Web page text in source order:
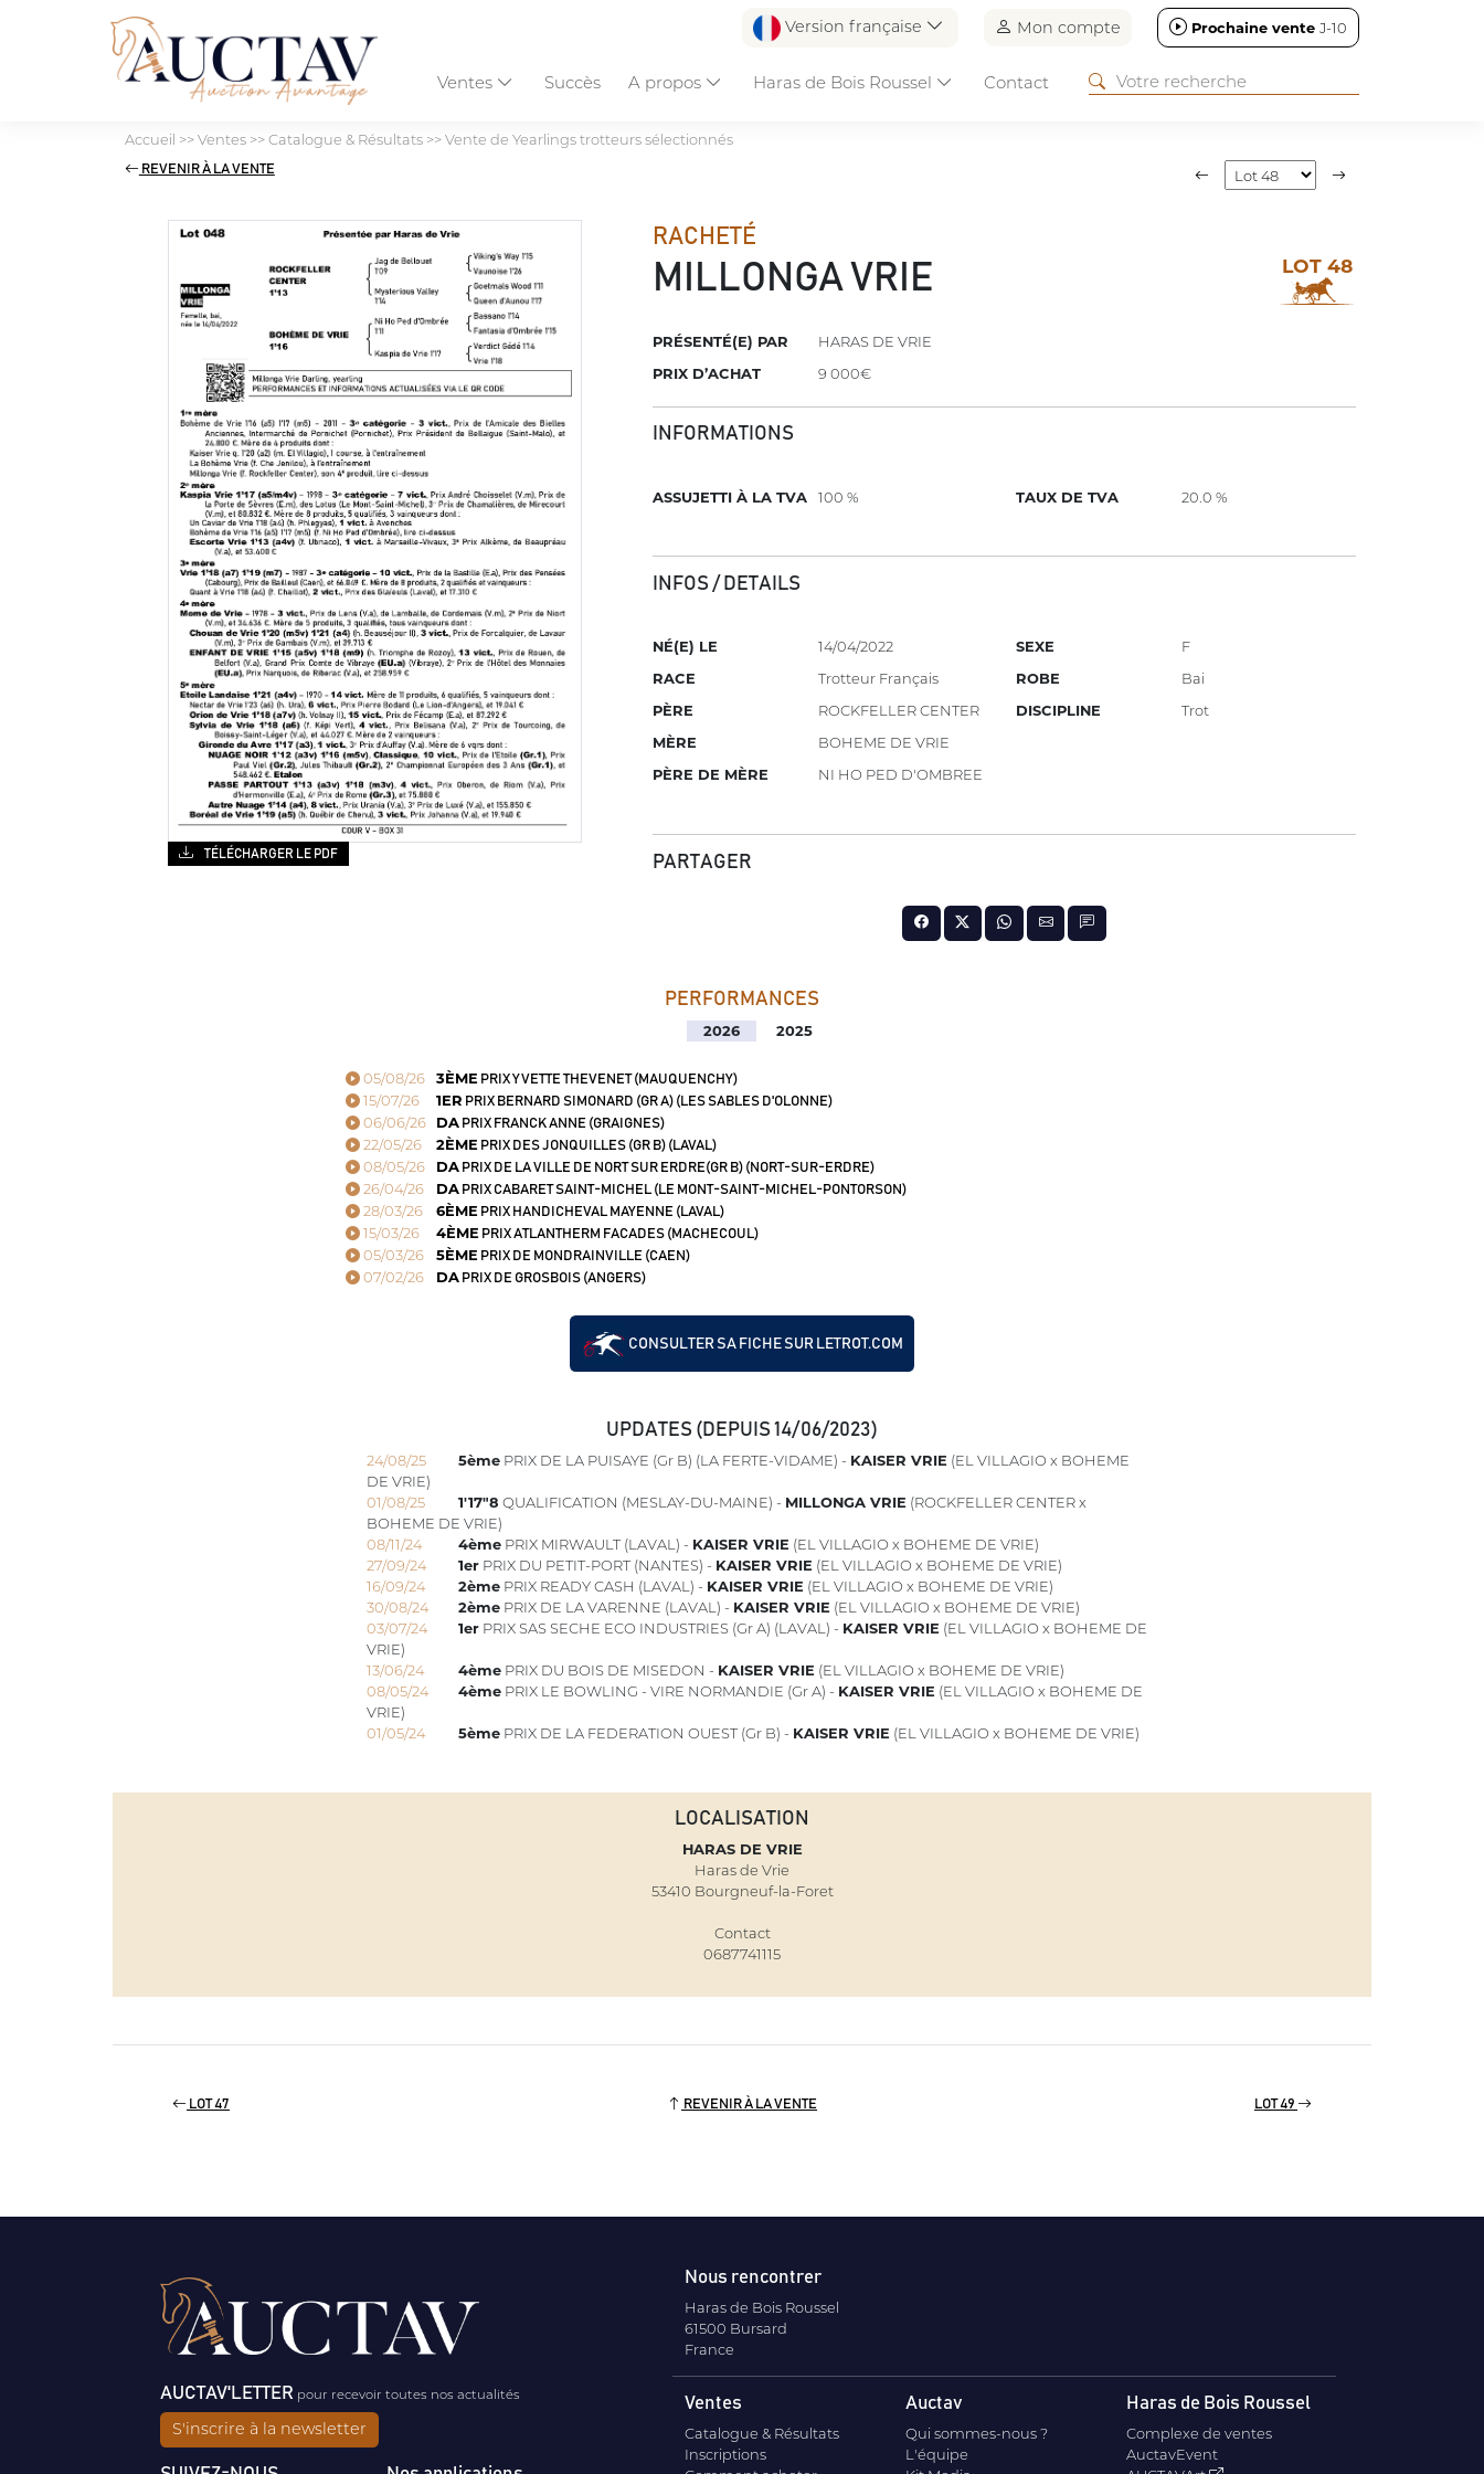
Version française Mon compte Prochaine vente J-10
Ventes Succès A propos Haras de Bois Roussel Contact
Accueil >>Ventes>>Catalogue & Résultats>>Vente de Yearlings trotteurs sélectionnés
REVENIR À LA VENTE
RACHETÉ
MILLONGA VRIE LOT 48
PRÉSENTÉ(E) PAR
HARAS DE VRIE
PRIX D’ACHAT
9 000€
INFORMATIONS
ASSUJETTI À LA TVA 100 % TAUX DE TVA 20.0 %
INFOS / DETAILS
NÉ(E) LE
14/04/2022
RACE
Trotteur Français
PÈRE
ROCKFELLER CENTER
MÈRE
BOHEME DE VRIE
PÈRE DE MÈRE
NI HO PED D'OMBREE
SEXE
F
ROBE
Bai
DISCIPLINE
Trot
PARTAGER
TÉLÉCHARGER LE PDF
PERFORMANCES
2026 2025
05/08/26 3ÈME PRIX YVETTE THEVENET (MAUQUENCHY)
15/07/26 1ER PRIX BERNARD SIMONARD (GR A) (LES SABLES D'OLONNE)
06/06/26 DAPRIX FRANCK ANNE (GRAIGNES)
22/05/26 2ÈME PRIX DES JONQUILLES (GR B) (LAVAL)
08/05/26 DAPRIX DE LA VILLE DE NORT SUR ERDRE(GR B) (NORT-SUR-ERDRE)
26/04/26 DAPRIX CABARET SAINT-MICHEL (LE MONT-SAINT-MICHEL-PONTORSON)
28/03/26 6ÈME PRIX HANDICHEVAL MAYENNE (LAVAL)
15/03/26 4ÈME PRIX ATLANTHERM FACADES (MACHECOUL)
05/03/26 5ÈME PRIX DE MONDRAINVILLE (CAEN)
07/02/26 DAPRIX DE GROSBOIS (ANGERS)
CONSULTER SA FICHE SUR LETROT.COM
UPDATES (DEPUIS 14/06/2023)
24/08/25 5èmePRIX DE LA PUISAYE (Gr B) (LA FERTE-VIDAME) - KAISER VRIE (EL VILLAGIO x BOHEME
DE VRIE)
01/08/25
1'17"8 QUALIFICATION (MESLAY-DU-MAINE) - MILLONGA VRIE (ROCKFELLER CENTER x
BOHEME DE VRIE)
08/11/24
4èmePRIX MIRWAULT (LAVAL) - KAISER VRIE (EL VILLAGIO x BOHEME DE VRIE)
27/09/24
1erPRIX DU PETIT-PORT (NANTES) - KAISER VRIE (EL VILLAGIO x BOHEME DE VRIE)
16/09/24
2èmePRIX READY CASH (LAVAL) - KAISER VRIE (EL VILLAGIO x BOHEME DE VRIE)
30/08/24
2èmePRIX DE LA VARENNE (LAVAL) - KAISER VRIE (EL VILLAGIO x BOHEME DE VRIE)
03/07/24
1erPRIX SAS SECHE ECO INDUSTRIES (Gr A) (LAVAL) - KAISER VRIE (EL VILLAGIO x BOHEME DE
VRIE)
13/06/24
4èmePRIX DU BOIS DE MISEDON - KAISER VRIE (EL VILLAGIO x BOHEME DE VRIE)
08/05/24
4èmePRIX LE BOWLING - VIRE NORMANDIE (Gr A) - KAISER VRIE (EL VILLAGIO x BOHEME DE
VRIE)
01/05/24
5èmePRIX DE LA FEDERATION OUEST (Gr B) - KAISER VRIE (EL VILLAGIO x BOHEME DE VRIE)
LOCALISATION
HARAS DE VRIE
Haras de Vrie
53410 Bourgneuf-la-Foret
Contact
0687741115
LOT 47 REVENIR À LA VENTE LOT 49
AUCTAV'LETTER pour recevoir toutes nos actualités
S'inscrire à la newsletter
Nous rencontrer
Haras de Bois Roussel
61500 Bursard
France
Ventes
Catalogue & Résultats
Inscriptions
Auctav
Qui sommes-nous ?
L'équipe
Haras de Bois Roussel
Complexe de ventes
AuctavEvent